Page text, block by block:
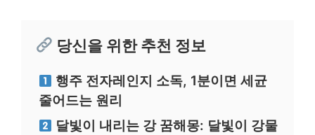
당신을 위한 추천 정보
행주 전자레인지 소독, 1분이면 세균
줄어드는 원리
달빛이 내리는 강 꿈해몽: 달빛이 강물